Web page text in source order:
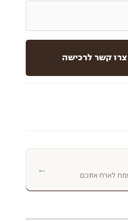
קשר לרכישה
←